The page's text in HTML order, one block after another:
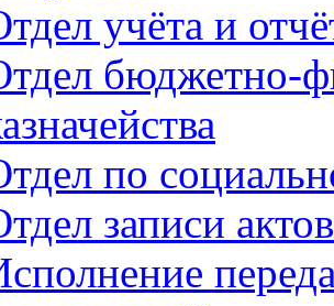
учёта и
бюджетно-
по
записи